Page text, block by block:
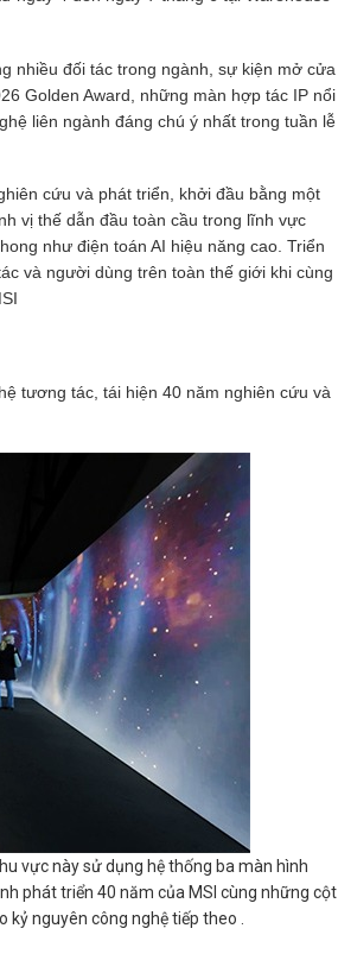
nhiều đối tác trong ngành, sự kiện mở cửa
Golden Award, những màn hợp tác IP nổi
liên ngành đáng chú ý nhất trong tuần lễ
cứu và phát triển, khởi đầu bằng một
vị thế dẫn đầu toàn cầu trong lĩnh vực
như điện toán AI hiệu năng cao. Triển
và người dùng trên toàn thế giới khi cùng
tương tác, tái hiện 40 năm nghiên cứu và
vực này sử dụng hệ thống ba màn hình
phát triển 40 năm của MSI cùng những cột
nguyên công nghệ tiếp theo .